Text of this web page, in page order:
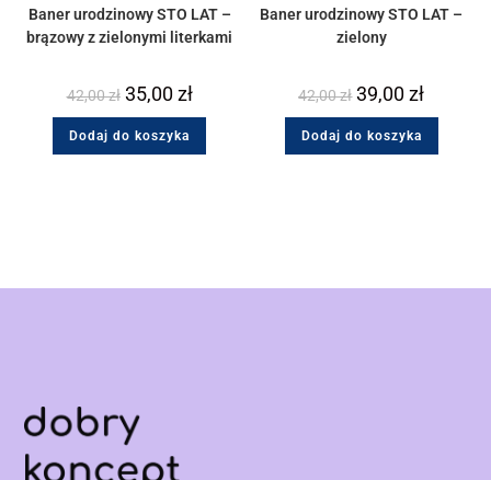
Baner urodzinowy STO LAT –
brązowy z zielonymi literkami
42,00zł 35,00zł
Dodaj do koszyka
Baner urodzinowy STO LAT –
zielony
42,00zł 39,00zł
Dodaj do koszyka